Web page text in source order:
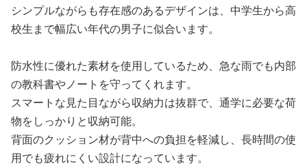
シンプルながらも存在感のあるデザインは、中学生から高
校生まで幅広い年代の男子に似合います。
防水性に優れた素材を使用しているため、急な雨でも内部
の教科書やノートを守ってくれます。
スマートな見た目ながら収納力は抜群で、通学に必要な荷
物をしっかりと収納可能。
背面のクッション材が背中への負担を軽減し、長時間の使
用でも疲れにくい設計になっています。